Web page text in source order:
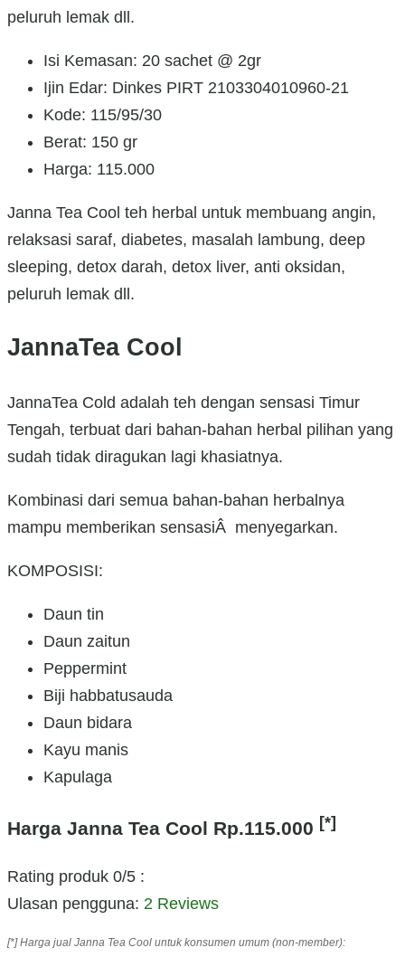
peluruh lemak dll.
Isi Kemasan: 20 sachet @ 2gr
Ijin Edar: Dinkes PIRT 2103304010960-21
Kode: 115/95/30
Berat: 150 gr
Harga: 115.000
Janna Tea Cool teh herbal untuk membuang angin,
relaksasi saraf, diabetes, masalah lambung, deep
sleeping, detox darah, detox liver, anti oksidan,
peluruh lemak dll.
JannaTea Cool
JannaTea Cold adalah teh dengan sensasi Timur
Tengah, terbuat dari bahan-bahan herbal pilihan yang
sudah tidak diragukan lagi khasiatnya.
Kombinasi dari semua bahan-bahan herbalnya
mampu memberikan sensasiÂ menyegarkan.
KOMPOSISI:
Daun tin
Daun zaitun
Peppermint
Biji habbatusauda
Daun bidara
Kayu manis
Kapulaga
Harga Janna Tea Cool Rp.115.000 [*]
Rating produk 0/5 :
Ulasan pengguna: 2 Reviews
[*] Harga jual Janna Tea Cool untuk konsumen umum (non-member):